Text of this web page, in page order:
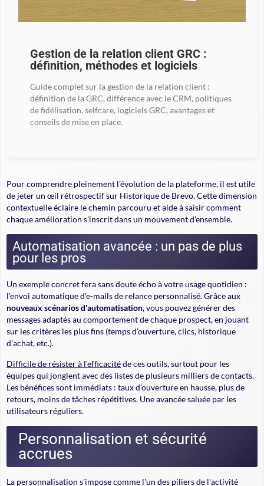
Gestion de la relation client GRC :
définition, méthodes et logiciels
Guide complet sur la gestion de la relation client :
définition de la GRC, différence avec le CRM, politiques
de fidélisation, selfcare, logiciels GRC, avantages et
conseils de mise en place.
Pour comprendre pleinement l'évolution de la plateforme, il est utile
de jeter un œil rétrospectif sur Historique de Brevo. Cette dimension
contextuelle éclaire le chemin parcouru et aide à saisir comment
chaque amélioration s'inscrit dans un mouvement d'ensemble.
Automatisation avancée : un pas de plus
pour les pros
Un exemple concret fera sans doute écho à votre usage quotidien :
l'envoi automatique d'e-mails de relance personnalisé. Grâce aux
nouveaux scénarios d'automatisation, vous pouvez générer des
messages adaptés au comportement de chaque prospect, en jouant
sur les critères les plus fins (temps d'ouverture, clics, historique
d'achat, etc.).
Difficile de résister à l'efficacitéde ces outils, surtout pour les
équipes qui jonglent avec des listes de plusieurs milliers de contacts.
Les bénéfices sont immédiats : taux d'ouverture en hausse, plus de
retours, moins de tâches répétitives. Une avancée saluée par les
utilisateurs réguliers.
Personnalisation et sécurité
accrues
La personnalisation s'impose comme l'un des piliers de l'activité